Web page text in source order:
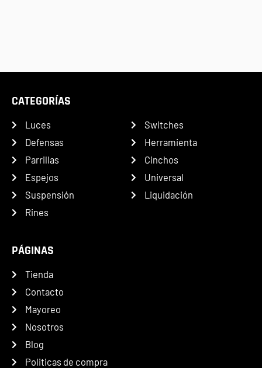
CATEGORÍAS
Luces
Defensas
Parrillas
Espejos
Suspensión
Rines
Switches
Herramienta
Cinchos
Universal
Liquidación
PÁGINAS
Tienda
Contacto
Mayoreo
Nosotros
Blog
Politicas de compra